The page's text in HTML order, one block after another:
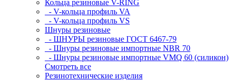
Кольца резиновые V-RING
- V-кольца профиль VA
- V-кольца профиль VS
Шнуры резиновые
- ШНУРЫ резиновые ГОСТ 6467-79
- Шнуры резиновые импортные NBR 70
- Шнуры резиновые импортные VMQ 60 (силикон)
Смотреть все
Резинотехнические изделия